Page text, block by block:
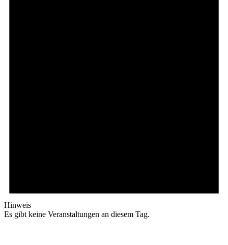
Hinweis
Es gibt keine Veranstaltungen an diesem Tag.